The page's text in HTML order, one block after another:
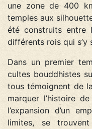
une zone de 400
temples aux
été construits entre
différents rois qui s’y
Dans un premier
cultes bouddhistes
tous témoignent de
marquer l’histoire
l’expansion d’un
limites, se trouvent